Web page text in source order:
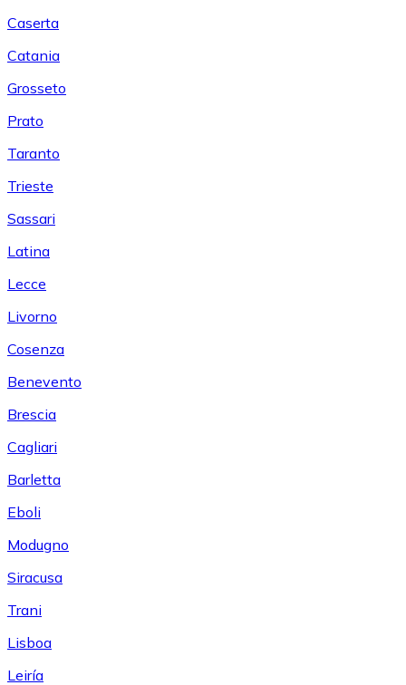
Caserta
Catania
Grosseto
Prato
Taranto
Trieste
Sassari
Latina
Lecce
Livorno
Cosenza
Benevento
Brescia
Cagliari
Barletta
Eboli
Modugno
Siracusa
Trani
Lisboa
Leiría